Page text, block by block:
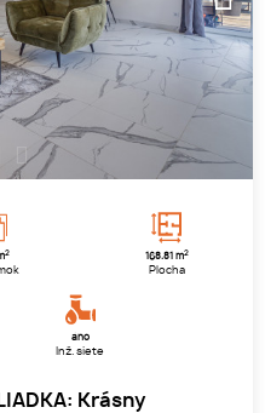
3
2 168.81 m2
Plocha
áno
Inž. siete
Krásny